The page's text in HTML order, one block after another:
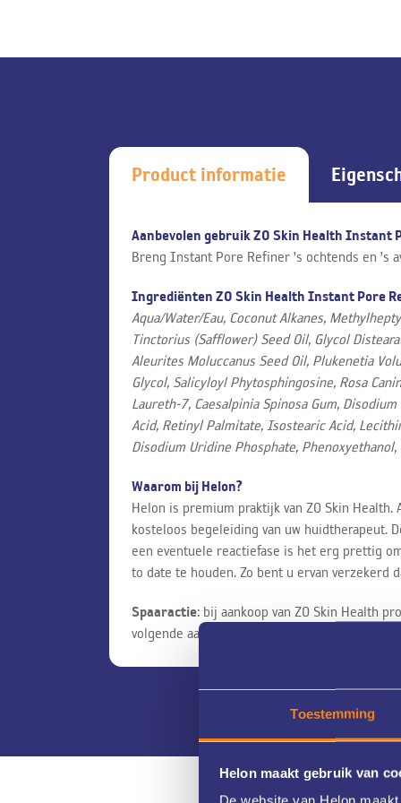
Toestemming
Helon maakt gebruik van
Product informatie
Aanbevolen gebruik ZO Skin Health Instant
Breng Instant Pore Refiner ’s ochtends en ’s
Ingrediënten ZO Skin Health Instant Pore
Aqua/Water/Eau, Coconut Alkanes,
Tinctorius (Safflower) Seed Oil, Glycol
Aleurites Moluccanus Seed Oil, Plukenetia
Glycol, Salicyloyl Phytosphingosine, Rosa
Laureth-7, Caesalpinia Spinosa Gum,
Acid, Retinyl Palmitate, Isostearic Acid,
Disodium Uridine Phosphate,
Waarom bij Helon?
Helon is premium praktijk van ZO Skin Health.
kosteloos begeleiding van uw huidtherapeut.
een eventuele reactiefase is het erg prettig
to date te houden. Zo bent u ervan
Spaaractie: bij aankoop van ZO Skin Health
volgende aankoop. Niet geldig in combinatie